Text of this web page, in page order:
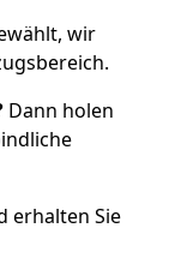
wir
Dann holen
erhalten Sie